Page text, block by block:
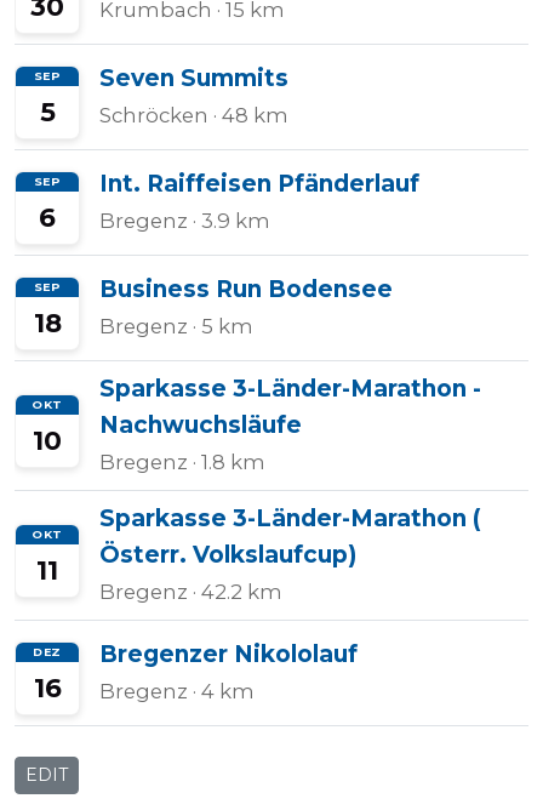
Krumbach · 15 km
SEP
5
Seven Summits
Schröcken · 48 km
SEP
6
Int. Raiffeisen Pfänderlauf
Bregenz · 3.9 km
SEP
18
Business Run Bodensee
Bregenz · 5 km
OKT
10
Sparkasse 3-Länder-Marathon -
Nachwuchsläufe
Bregenz · 1.8 km
OKT
11
Sparkasse 3-Länder-Marathon (
Österr. Volkslaufcup)
Bregenz · 42.2 km
DEZ
16
Bregenzer Nikololauf
Bregenz · 4 km
EDIT